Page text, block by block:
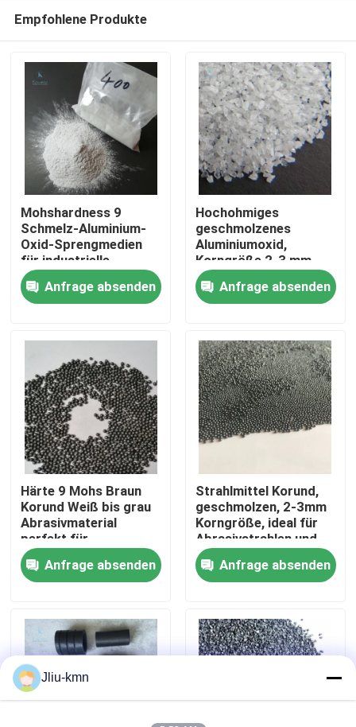
Zu Hause
Über uns
Werksbesichtigung
Qualitätskontrolle
Kontakt mit uns
Neuigkeiten
Rechtssachen
VR
Empfohlene Produkte
Mohshardness 9
Schmelz-Aluminium-
Oxid-Sprengmedien
für industrielle
Abrasiv-Anwendungen
und
Oberflächenreinigung
Anfrage absenden
Hochohmiges
geschmolzenes
Aluminiumoxid,
Korngröße 2-3 mm,
ideal für feuerfeste
Materialien und
Strahlmittel
Anfrage absenden
Härte 9 Mohs Braun
Korund Weiß bis grau
Abrasivmaterial
perfekt für
Oberflächenbehandlung
und
Veredelungsprozesse
Anfrage absenden
Strahlmittel Korund,
geschmolzen, 2-3mm
Korngröße, ideal für
Abrasivstrahlen und
Oberflächenveredelung
Anfrage absenden
Jliu-kmn